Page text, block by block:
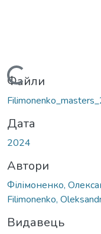
Вантажиться...
Файли
Дата
2024
Автори
Філімоненко,
Filimonenko,
Видавець